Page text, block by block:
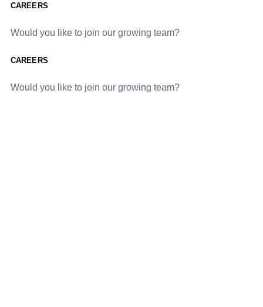
CAREERS
Would you like to join our growing team?
CAREERS
Would you like to join our growing team?